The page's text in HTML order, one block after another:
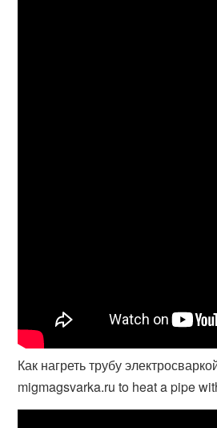
Как нагреть трубу
migmagsvarka.ru to heat a pipe